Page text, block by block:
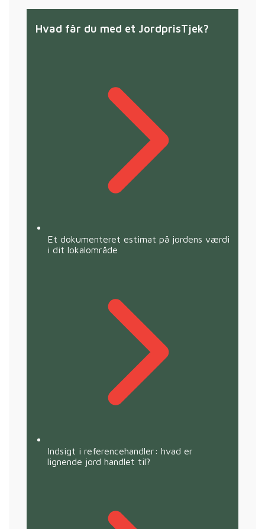
Hvad får du med et JordprisTjek?
Et dokumenteret estimat på jordens værdi
i dit lokalområde
Indsigt i referencehandler: hvad er
lignende jord handlet til?